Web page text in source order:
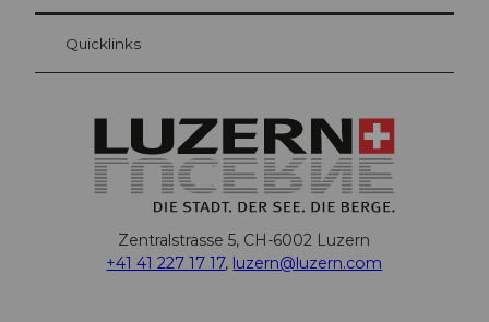
Quicklinks
Zentralstrasse 5, CH-6002 Luzern
+41 41 227 17 17, luzern@luzern.com